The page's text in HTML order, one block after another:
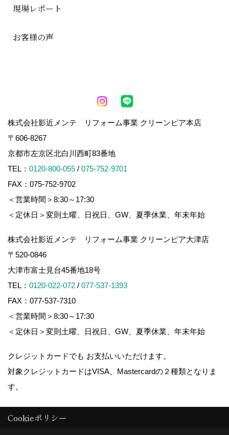
現場レポート
お客様の声
株式会社影近メンテ リフォーム事業 クリーンピア本店
〒606-8267
京都市左京区北白川西町83番地
TEL： 0120-800-055 / 075-752-9701
FAX：075-752-9702
＜営業時間＞8:30～17:30
＜定休日＞変則土曜、日祝日、GW、夏季休業、年末年始
株式会社影近メンテ リフォーム事業 クリーンピア大津店
〒520-0846
大津市富士見台45番地18号
TEL： 0120-022-072 / 077-537-1393
FAX：077-537-7310
＜営業時間＞8:30～17:30
＜定休日＞変則土曜、日祝日、GW、夏季休業、年末年始
クレジットカードでも お支払いいただけます。
対象クレジットカードはVISA、Mastercardの２種類となりま
す。
Cookieポリシー